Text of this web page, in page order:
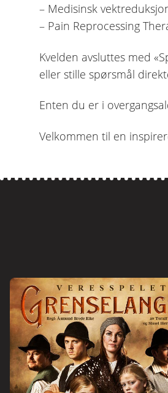
– Medisinsk
– Pain Reprocessing
Kvelden avsluttes med
eller stille spørsmål
Enten du er i
Velkommen til en